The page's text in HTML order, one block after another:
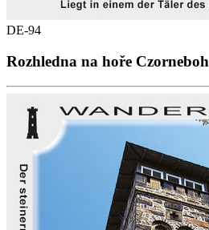
DE-94
Rozhledna na hoře Czorneboh